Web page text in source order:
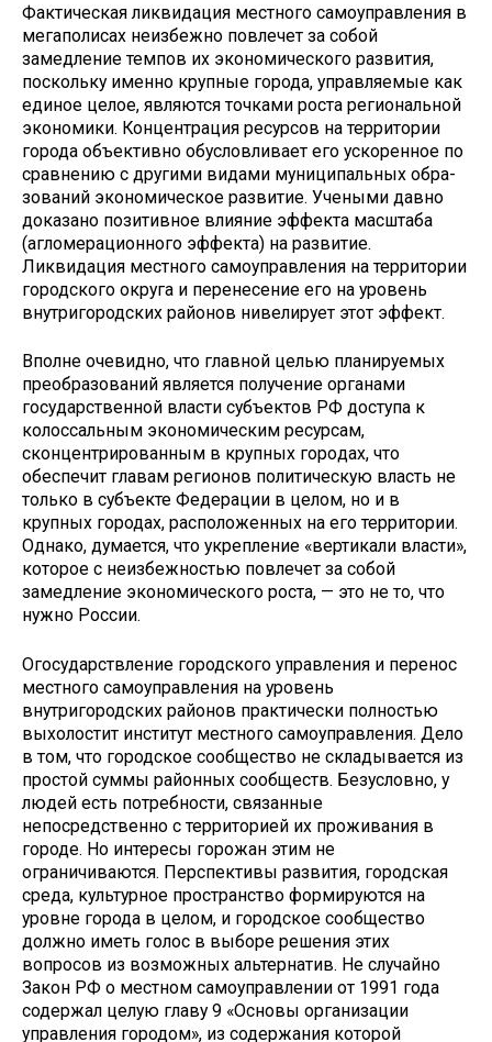
Фактическая ликвидация местного самоуправления в
ме­гаполисах неизбежно повлечет за собой
замедление темпов их экономического развития,
поскольку именно крупные города, управляемые как
единое целое, являются точками роста региональной
экономики. Концентрация ресурсов на территории
города объективно обусловливает его ускорен­ное по
сравнению с другими видами муниципальных обра­
зований экономическое развитие. Учеными давно
доказано позитивное влияние эффекта масштаба
(агломерационного эффекта) на развитие.
Ликвидация местного самоуправле­ния на территории
городского округа и перенесение его на уровень
внутригородских районов нивелирует этот эффект.
Вполне очевидно, что главной целью планируемых
пре­образований является получение органами
государствен­ной власти субъектов РФ доступа к
колоссальным эконо­мическим ресурсам,
сконцентрированным в крупных горо­дах, что
обеспечит главам регионов политическую власть не
только в субъекте Федерации в целом, но и в
крупных городах, расположенных на его территории.
Однако, дума­ется, что укрепление «вертикали власти»,
которое с неиз­бежностью повлечет за собой
замедление экономического роста, — это не то, что
нужно России.
Огосударствление городского управления и перенос
мест­ного самоуправления на уровень
внутригородских районов практически полностью
выхолостит институт местного само­управления. Дело
в том, что городское сообщество не скла­дывается из
простой суммы районных сообществ. Безуслов­но, у
людей есть потребности, связанные
непосредственно с территорией их проживания в
городе. Но интересы горожан этим не
ограничиваются. Перспективы развития, городская
среда, культурное пространство формируются на
уровне го­рода в целом, и городское сообщество
должно иметь голос в выборе решения этих
вопросов из возможных альтернатив. Не случайно
Закон РФ о местном самоуправлении от 1991 года
содержал целую главу 9 «Основы организации
управле­ния городом», из содержания которой